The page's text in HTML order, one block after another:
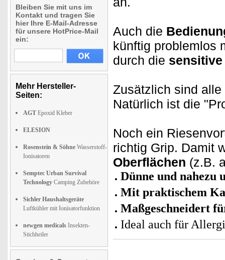
Bleiben Sie mit uns im
Kontakt und tragen Sie
hier Ihre E-Mail-Adresse
für unsere HotPrice-Mail
ein:
Mehr Hersteller-
Seiten:
AGT Epoxid Kleber
ELESION
Rosenstein & Söhne Wasserstoff-
Ionisatoren
Semptec Urban Survival
Technology Camping Zubehöre
Sichler Haushaltsgeräte
Luftkühler mit Ionisatorfunktion
newgen medicals Insekten-
Stichheiler
Auch die
künftig problemlos
durch die
Zusätzlich sind
Natürlich ist die
Noch ein
richtig Grip. Damit
Oberflächen (z.B.
Dünne und nahezu
Mit praktischem
Maßgeschneidert
Ideal auch für